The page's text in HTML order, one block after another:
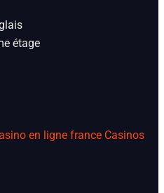
étage
en ligne france Casinos